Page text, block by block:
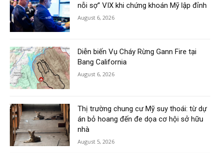
nỗi sợ” VIX khi chứng khoán Mỹ lập đỉnh
August 6, 2026
Diễn biến Vụ Cháy Rừng Gann Fire tại
Bang California
August 6, 2026
Thị trường chung cư Mỹ suy thoái: từ dự
án bỏ hoang đến đe dọa cơ hội sở hữu
nhà
August 5, 2026